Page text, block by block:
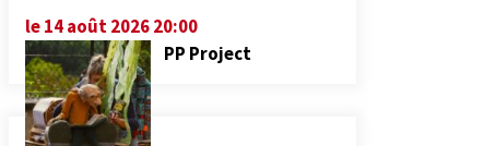
le 14 août 2026 20:00
PP Project